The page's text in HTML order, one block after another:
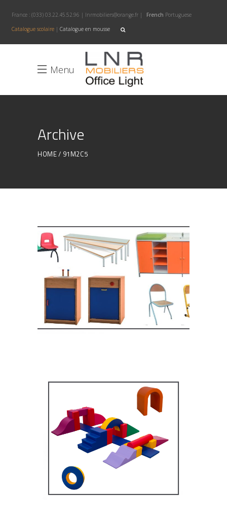
France : (033) 03.22.45.52.96 | lnrmobiliers@orange.fr | French Portuguese
Catalogue scolaire | Catalogue en mousse
Menu
Archive
HOME 91M2C5
Equipement crèche et
maternelle
MOBILIER SCOLAIRE
Équipement pédagogique
MOBILIER SCOLAIRE